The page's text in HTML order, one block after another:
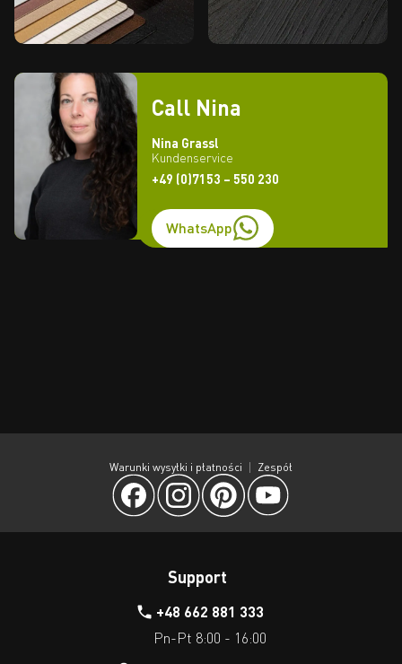
Call Nina
Nina Grassl
Kundenservice
+49 (0)7153 – 550 230
WhatsApp
Warunki wysyłki i płatności Zespół
Support
+48 662 881 333
Pn-Pt 8:00 - 16:00